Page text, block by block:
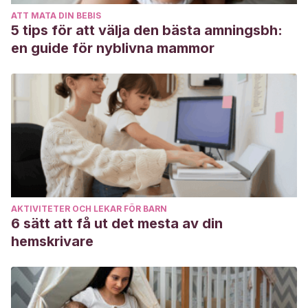
ATT MATA DIN BEBIS
5 tips för att välja den bästa amningsbh:
en guide för nyblivna mammor
AKTIVITETER OCH LEKAR FÖR BARN
6 sätt att få ut det mesta av din
hemskrivare